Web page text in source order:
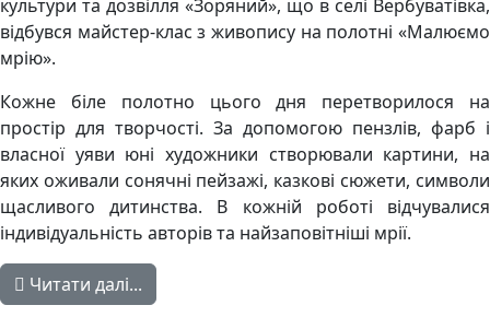
культури та дозвілля «Зоряний», що в селі Вербуватівка,
відбувся майстер-клас з живопису на полотні «Малюємо
мрію».
Кожне біле полотно цього дня перетворилося на
простір для творчості. За допомогою пензлів, фарб і
власної уяви юні художники створювали картини, на
яких оживали сонячні пейзажі, казкові сюжети, символи
щасливого дитинства. В кожній роботі відчувалися
індивідуальність авторів та найзаповітніші мрії.
Читати далі...